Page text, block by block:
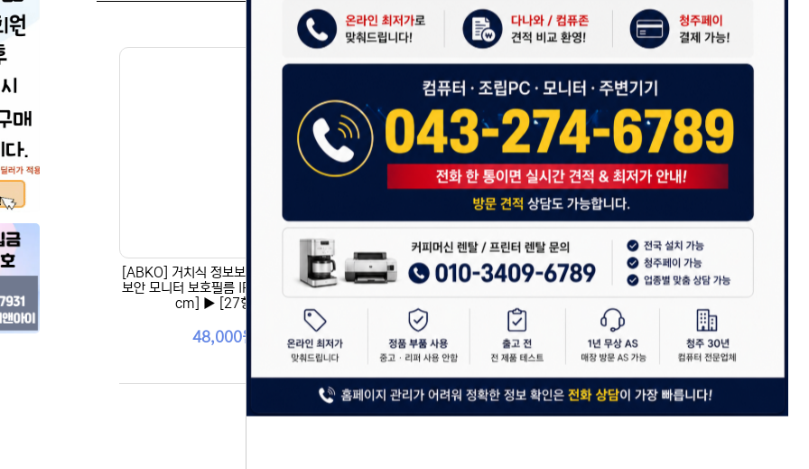
[ABKO] 거치식 정보보호 보안기, 정보
보안 모니터 보호필름 IPST-27 [68.6
cm] ▶ [27형] ◀
48,000원
[ABKO] 거치식 정보보호 보안기, 정보
보안 모니터 보호필름 IPST-24 [61c
38,000원
[ABKO] 정보보호 보안기, 정보보
니터 보호필름 IP-27W 16:9
39,500원
항상 더 나은 서비스로 보답하겠습니다.
감사합니다.
(주)디앤아이